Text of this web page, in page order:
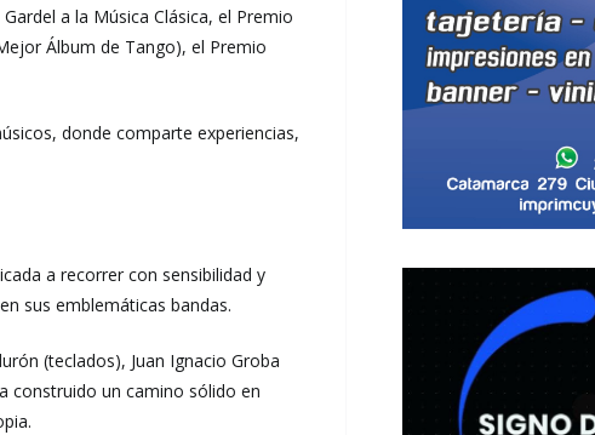
a la Música Clásica, el Premio
Álbum de Tango), el Premio
donde comparte experiencias,
a recorrer con sensibilidad y
sus emblemáticas bandas.
(teclados), Juan Ignacio Groba
construido un camino sólido en